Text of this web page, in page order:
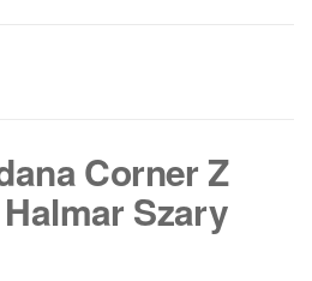
Corner Z
Szary